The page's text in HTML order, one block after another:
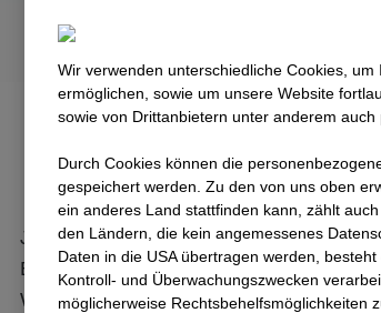
Jeden Tag lassen wir Bauwerke
Brücken, Hochbauten.
Wir sind die STRABAG AG, Direktion
Wir verwenden unterschiedliche Cookies,
ermöglichen, sowie um unsere Website
sowie von Drittanbietern unter anderem
Durch Cookies können die
gespeichert werden. Zu den von uns oben
ein anderes Land stattfinden kann, zählt
den Ländern, die kein angemessenes
Daten in die USA übertragen werden,
Kontroll- und Überwachungszwecken
möglicherweise Rechtsbehelfsmöglichkeiten